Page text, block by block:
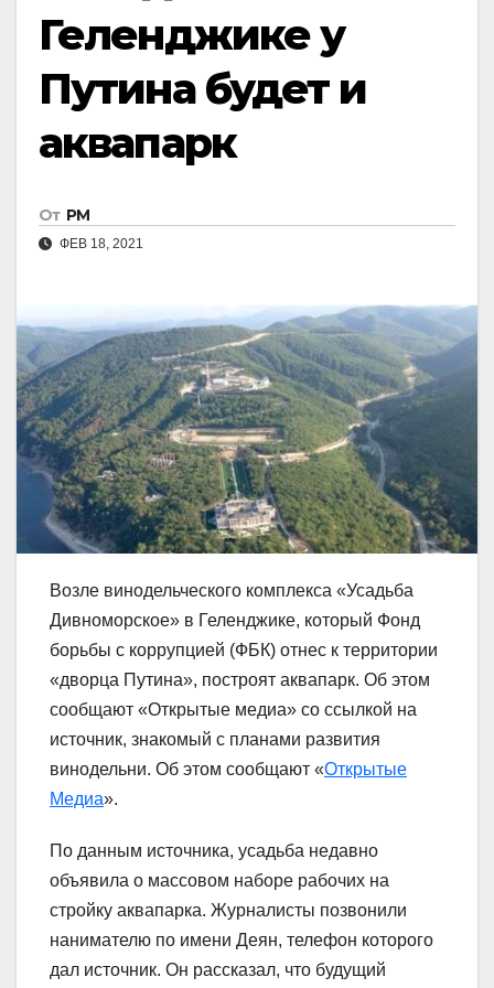
Геленджике у
Путина будет и
аквапарк
От РМ
ФЕВ 18, 2021
Возле винодельческого комплекса «Усадьба
Дивноморское» в Геленджике, который Фонд
борьбы с коррупцией (ФБК) отнес к территории
«дворца Путина», построят аквапарк. Об этом
сообщают «Открытые медиа» со ссылкой на
источник, знакомый с планами развития
винодельни. Об этом сообщают «Открытые
Медиа».
По данным источника, усадьба недавно
объявила о массовом наборе рабочих на
стройку аквапарка. Журналисты позвонили
нанимателю по имени Деян, телефон которого
дал источник. Он рассказал, что будущий